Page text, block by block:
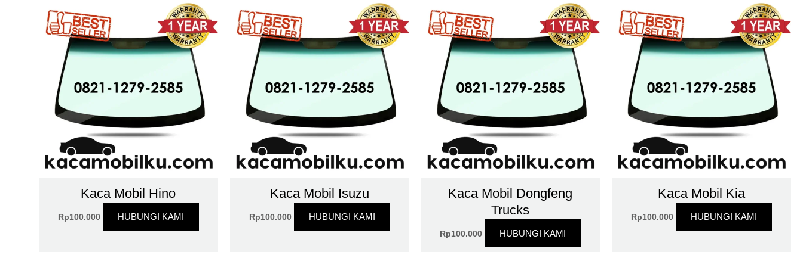
Kaca Mobil Hino
Rp100.000 HUBUNGI KAMI
Kaca Mobil Isuzu
Rp100.000 HUBUNGI KAMI
Kaca Mobil Dongfeng
Trucks
Rp100.000 HUBUNGI KAMI
Kaca Mobil Kia
Rp100.000 HUBUNGI KAMI